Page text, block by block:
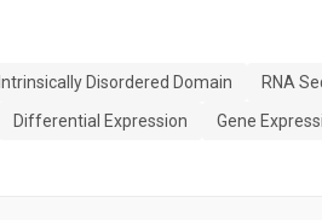
Intrinsically Disordered Domain RNA
Differential Expression Gene